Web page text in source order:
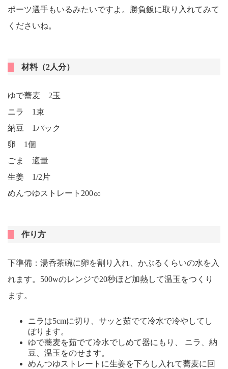
ポーツ選手もいるみたいですよ。勝負飯に取り入れてみて
くださいね。
材料（2人分）
ゆで蕎麦 2玉
ニラ 1束
納豆 1パック
卵 1個
ごま 適量
生姜 1/2片
めんつゆストレート200㏄
作り方
下準備：湯呑茶碗に卵を割り入れ、かぶるくらいの水を入
れます。500wのレンジで20秒ほど加熱して温玉をつくり
ます。
ニラは5cmに切り、サッと茹でて冷水で冷やしてし
ぼります。
ゆで蕎麦を茹でて冷水でしめて器にもり、 ニラ、納
豆、温玉をのせます。
めんつゆストレートに生姜を下ろし入れて蕎麦に回